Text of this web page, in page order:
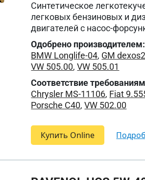
Синтетическое
легковых бензиновых и
двигателей с насос-
Одобрено производителем:
BMW Longlife-04, GM
VW 505.00,VW 505.01
Соответствие
Chrysler MS-11106, Fiat
Porsche C40,VW 502.00
Купить Online